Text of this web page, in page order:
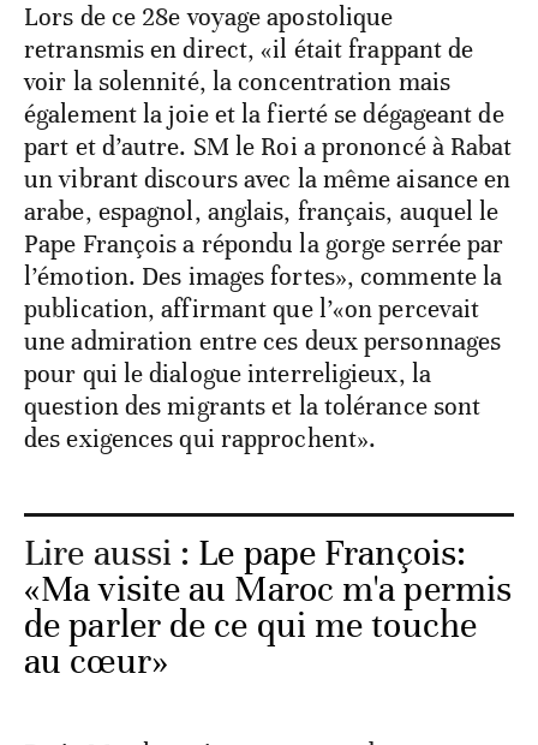
Lors de ce 28e voyage apostolique
retransmis en direct, «il était frappant de
voir la solennité, la concentration mais
également la joie et la fierté se dégageant de
part et d’autre. SM le Roi a prononcé à Rabat
un vibrant discours avec la même aisance en
arabe, espagnol, anglais, français, auquel le
Pape François a répondu la gorge serrée par
l’émotion. Des images fortes», commente la
publication, affirmant que l’«on percevait
une admiration entre ces deux personnages
pour qui le dialogue interreligieux, la
question des migrants et la tolérance sont
des exigences qui rapprochent».
Lire aussi : Le pape François:
«Ma visite au Maroc m'a permis
de parler de ce qui me touche
au cœur»